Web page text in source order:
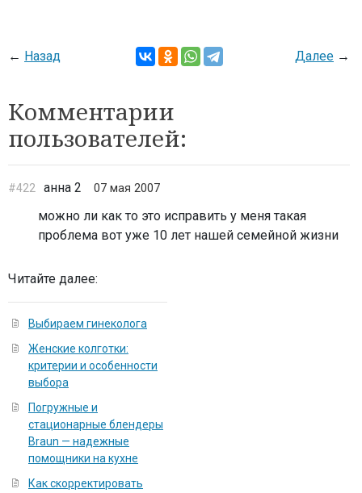
← Назад Далее →
Комментарии
пользователей:
#422 анна 2 07 мая 2007
можно ли как то это исправить у меня такая
проблема вот уже 10 лет нашей семейной жизни
Читайте далее:
Выбираем гинеколога
Женские колготки:
критерии и особенности
выбора
Погружные и
стационарные блендеры
Braun — надежные
помощники на кухне
Как скорректировать